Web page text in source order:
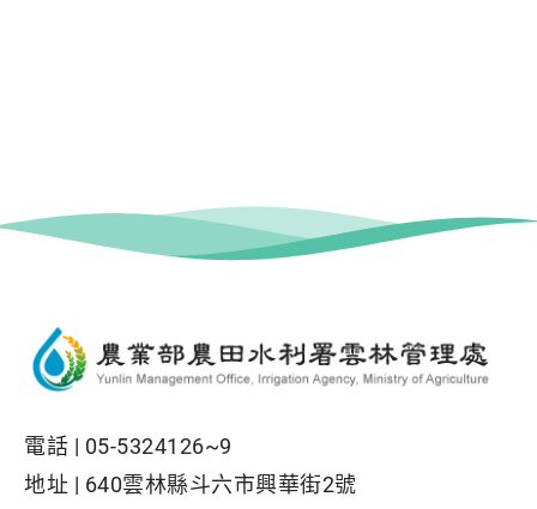
電話 | 05-5324126~9
地址 | 640雲林縣斗六市興華街2號